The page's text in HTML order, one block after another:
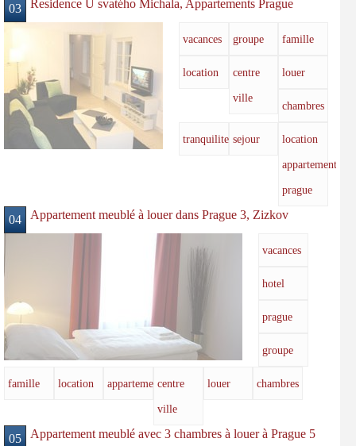
03 Residence U svatého Michala, Appartements Prague
vacances groupe famille
location
centre
ville
louer
chambres
tranquilite sejour
location
appartement
prague
04 Appartement meublé à louer dans Prague 3, Zizkov
vacances
hotel
prague
groupe
famille location appartementscentre
ville
louer chambres
05 Appartement meublé avec 3 chambres à louer à Prague 5